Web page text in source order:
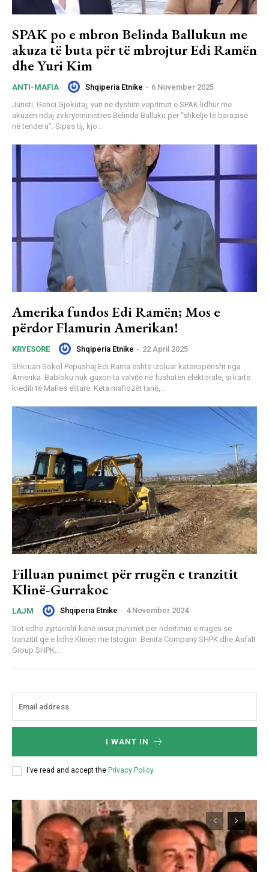
SPAK po e mbron Belinda Ballukun me
akuza të buta për të mbrojtur Edi Ramën
dhe Yuri Kim
ANTI-MAFIA Shqiperia Etnike - 6 November 2025
Juristi, Genci Gjokutaj, vuri në dyshim veprimet e SPAK lidhur me
akuzën ndaj zv.kryeministres Belinda Balluku për “shkelje të barazisë
në tendera”. Sipas tij, kjo...
Amerika fundos Edi Ramën; Mos e
përdor Flamurin Amerikan!
KRYESORE Shqiperia Etnike - 22 April 2025
Shkruan Sokol Pepushaj Edi Rama është izoluar katërcipërisht nga
Amerika. Babloku nuk guxon ta valvitë në fushatën elektorale, si kartë
krediti të Mafies elitare. Këta mafiozët tanë,...
Filluan punimet për rrugën e tranzitit
Klinë-Gurrakoc
LAJM Shqiperia Etnike - 4 November 2024
Sot edhe zyrtarisht kanë nisur punimet për ndërtimin e rrugës së
tranzitit që e lidhë Klinën me Istogun. Benita Company SHPK dhe Asfalt
Group SHPK...
I WANT IN
I've read and accept the Privacy Policy.